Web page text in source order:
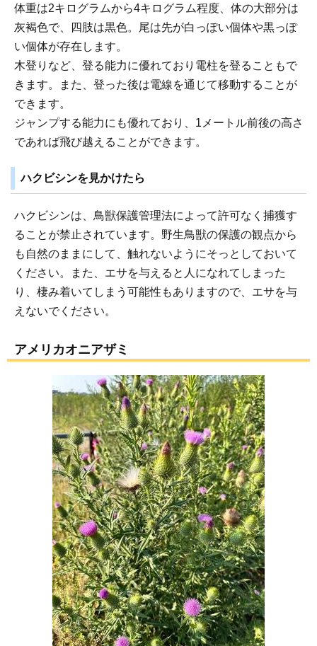
体重は2キログラムから4キログラム程度、体の大部分は
灰褐色で、四肢は黒色。尾は先が白っぽい個体や黒っぽ
い個体が存在します。
木登りなど、登る能力に優れており電柱を登ることもで
きます。また、登った後は電線を通じて移動することが
できます。
ジャンプする能力にも優れており、1メートル前後の高さ
であれば飛び越えることができます。
ハクビシンを見かけたら
ハクビシンは、鳥獣保護管理法によって許可なく捕獲す
ることが禁止されています。野生鳥獣の保護の観点から
も自然のままにして、触れないようにそっとしておいて
ください。また、エサを与えると人になれてしまった
り、棲み着いてしまう可能性もありますので、エサを与
えないでください。
アメリカオニアザミ